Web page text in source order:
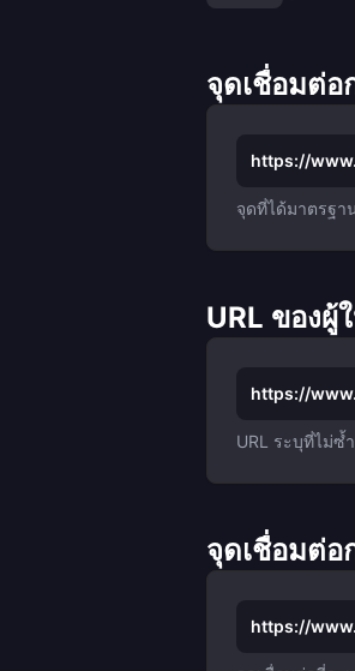
จุดเชื่อมต่อ
https://
จุดที่ได้มาตรฐา
URL ของผู้
https://
URL ระบุที่ไม่ซ้
จุดเชื่อมต่
https://